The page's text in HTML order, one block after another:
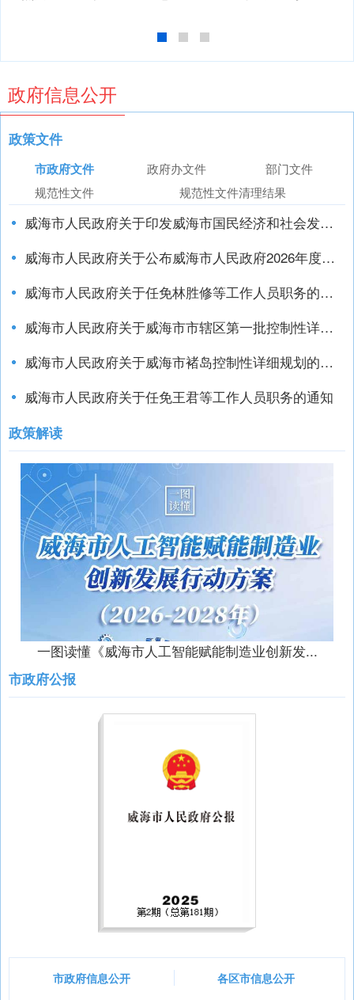
政府信息公开
政策文件
市政府文件 政府办文件
部门文件
规范性文件
规范性文件清理结果
威海市人民政府关于任免王君等工作人员职务的通知
政策解读
一图读懂《威海市人工智能赋能制造业创新发...
市政府公报
市政府信息公开 各区市信息公开